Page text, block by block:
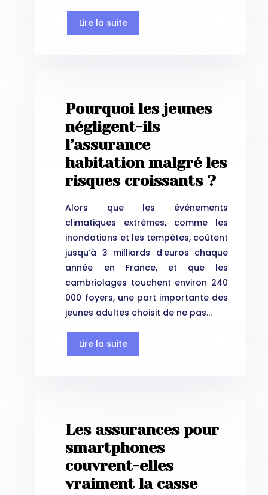
Lire la suite
Pourquoi les jeunes
négligent-ils
l’assurance
habitation malgré les
risques croissants ?
Alors que les événements
climatiques extrêmes, comme les
inondations et les tempêtes, coûtent
jusqu’à 3 milliards d’euros chaque
année en France, et que les
cambriolages touchent environ 240
000 foyers, une part importante des
jeunes adultes choisit de ne pas…
Lire la suite
Les assurances pour
smartphones
couvrent-elles
vraiment la casse